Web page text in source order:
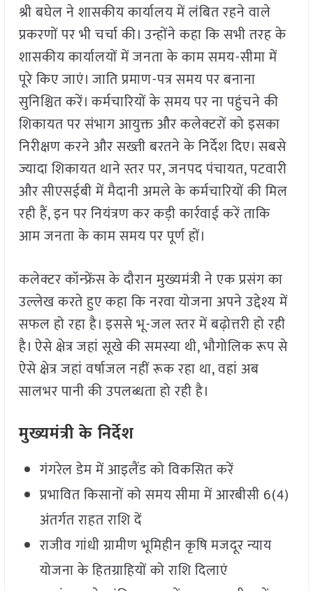
श्री बघेल ने शासकीय कार्यालय में लंबित रहने वाले
प्रकरणों पर भी चर्चा की। उन्होंने कहा कि सभी तरह के
शासकीय कार्यालयों में जनता के काम समय-सीमा में
पूरे किए जाएं। जाति प्रमाण-पत्र समय पर बनाना
सुनिश्चित करें। कर्मचारियों के समय पर ना पहुंचने की
शिकायत पर संभाग आयुक्त और कलेक्टरों को इसका
निरीक्षण करने और सख्ती बरतने के निर्देश दिए। सबसे
ज्यादा शिकायत थाने स्तर पर, जनपद पंचायत, पटवारी
और सीएसईबी में मैदानी अमले के कर्मचारियों की मिल
रही हैं, इन पर नियंत्रण कर कड़ी कार्रवाई करें ताकि
आम जनता के काम समय पर पूर्ण हों।
कलेक्टर कॉन्फ्रेंस के दौरान मुख्यमंत्री ने एक प्रसंग का
उल्लेख करते हुए कहा कि नरवा योजना अपने उद्देश्य में
सफल हो रहा है। इससे भू-जल स्तर में बढ़ोत्तरी हो रही
है। ऐसे क्षेत्र जहां सूखे की समस्या थी, भौगोलिक रूप से
ऐसे क्षेत्र जहां वर्षाजल नहीं रूक रहा था, वहां अब
सालभर पानी की उपलब्धता हो रही है।
मुख्यमंत्री के निर्देश
गंगरेल डेम में आइलैंड को विकसित करें
प्रभावित किसानों को समय सीमा में आरबीसी 6(4)
अंतर्गत राहत राशि दें
राजीव गांधी ग्रामीण भूमिहीन कृषि मजदूर न्याय
योजना के हितग्राहियों को राशि दिलाएं